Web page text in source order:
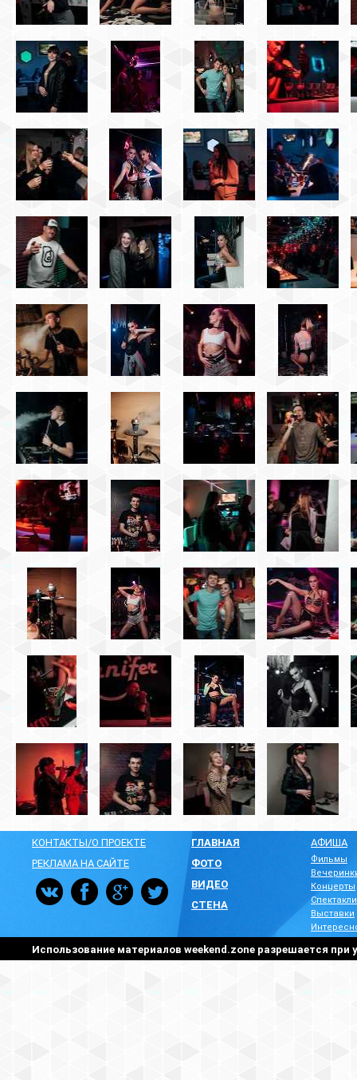
КОНТАКТЫ/О ПРОЕКТЕ
РЕКЛАМА НА САЙТЕ
ГЛАВНАЯ
ФОТО
ВИДЕО
СТЕНА
АФИША
Фильмы
Концерты
Спектакли
Выставки
Использование материалов weekend.zone разрешается